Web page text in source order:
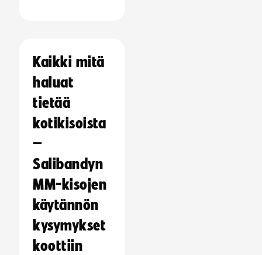
Kaikki mitä
haluat
tietää
kotikisoista
–
Salibandyn
MM-kisojen
käytännön
kysymykset
koottiin